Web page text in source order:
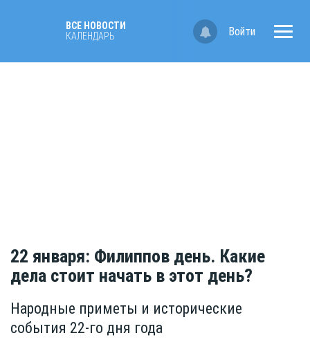
ВСЕ НОВОСТИ
КАЛЕНДАРЬ
Войти
22 января: Филиппов день. Какие
дела стоит начать в этот день?
Народные приметы и исторические
события 22-го дня года